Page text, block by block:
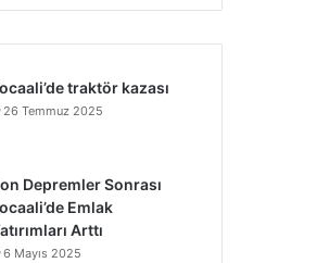
traktör kazası
26 Temmuz 2025
Depremler Sonrası
Emlak
Arttı
6 Mayıs 2025